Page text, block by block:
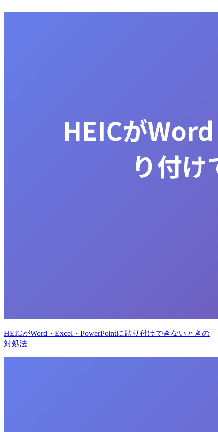
HEICがWord・Excel・PowerPointに貼り付けできないときの
対処法